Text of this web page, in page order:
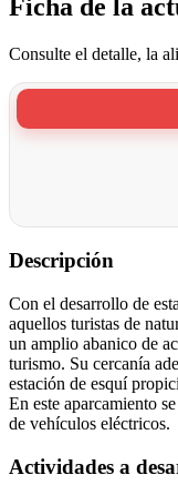
Ficha de la
Consulte el detalle, la
Descripción
Con el desarrollo de
aquellos turistas de
un amplio abanico de
turismo. Su cercanía
estación de esquí
En este aparcamiento
de vehículos eléctricos.
Actividades a